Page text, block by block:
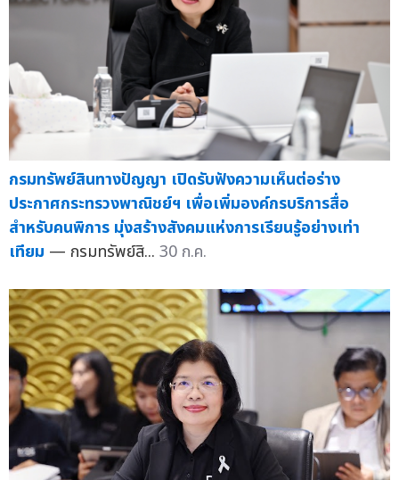
กรมทรัพย์สินทางปัญญา เปิดรับฟังความเห็นต่อร่าง
ประกาศกระทรวงพาณิชย์ฯ เพื่อเพิ่มองค์กรบริการสื่อ
สำหรับคนพิการ มุ่งสร้างสังคมแห่งการเรียนรู้อย่างเท่า
เทียม — กรมทรัพย์สิ... 30 ก.ค.